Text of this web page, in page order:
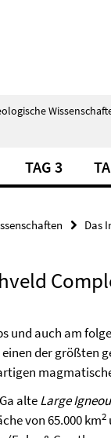
TAG 3
Das
und auch am
der größten
alteLarge
von 65.000 km2